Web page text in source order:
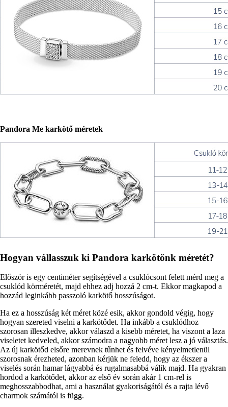
Pandora Me karkötő méretek
Hogyan vállasszuk ki Pandora karkötőnk méretét?
Először is egy centiméter segítségével a csuklócsont felett mérd meg a
csuklód körméretét, majd ehhez adj hozzá 2 cm-t. Ekkor magkapod a
hozzád leginkább passzoló karkötő hosszúságot.
Ha ez a hosszúság két méret közé esik, akkor gondold végig, hogy
hogyan szereted viselni a karkötődet. Ha inkább a csuklódhoz
szorosan illeszkedve, akkor válaszd a kisebb méretet, ha viszont a laza
viseletet kedveled, akkor számodra a nagyobb méret lesz a jó választás.
Az új karkötőd elsőre merevnek tűnhet és felvéve kényelmetlenül
szorosnak érezheted, azonban kérjük ne feledd, hogy az ékszer a
viselés során hamar lágyabbá és rugalmasabbá válik majd. Ha gyakran
hordod a karkötődet, akkor az első év során akár 1 cm-rel is
meghosszabbodhat, ami a használat gyakoriságától és a rajta lévő
charmok számától is függ.